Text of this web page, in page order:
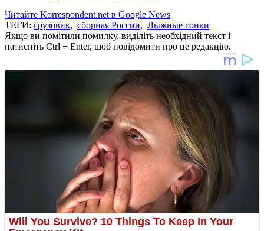
Читайте Korrespondent.net в Google News
ТЕГИ: грузовик, сборная России, Лыжные гонки
Якщо ви помітили помилку, виділіть необхідний текст і
натисніть Ctrl + Enter, щоб повідомити про це редакцію.